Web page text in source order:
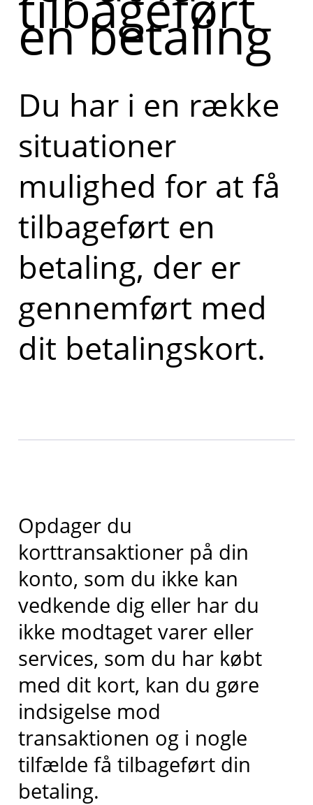
en betaling
Du har i en række
situationer
mulighed for at få
tilbageført en
betaling, der er
gennemført med
dit betalingskort.
Opdager du
korttransaktioner på din
konto, som du ikke kan
vedkende dig eller har du
ikke modtaget varer eller
services, som du har købt
med dit kort, kan du gøre
indsigelse mod
transaktionen og i nogle
tilfælde få tilbageført din
betaling.